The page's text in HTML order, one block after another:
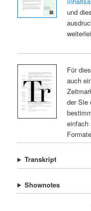
und
Für
auch
der Sie
einfach
Transkript
Shownotes